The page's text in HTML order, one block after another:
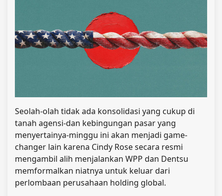
Seolah-olah tidak ada konsolidasi yang cukup di
tanah agensi-dan kebingungan pasar yang
menyertainya-minggu ini akan menjadi game-
changer lain karena Cindy Rose secara resmi
mengambil alih menjalankan WPP dan Dentsu
memformalkan niatnya untuk keluar dari
perlombaan perusahaan holding global.